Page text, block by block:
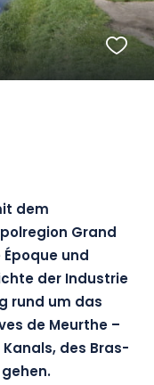
dem
Grand
und
der Industrie
rund um das
de Meurthe –
des Bras-